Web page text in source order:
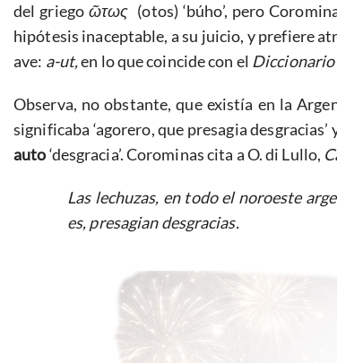
del griego ῶτως (otos) ‘búho’, pero
hipótesis inaceptable, a su juicio, y prefiere
ave: a-ut,en lo que coincide con el
Observa, no obstante, que existía en la
significaba ‘agorero, que presagia desgracias’
auto‘desgracia’. Corominas cita a O. di Lullo,
Las lechuzas, en todo el noroeste
es, presagian desgracias.